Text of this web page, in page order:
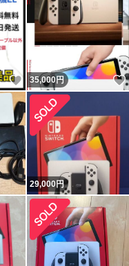
いいね！
35,000円
29,000円